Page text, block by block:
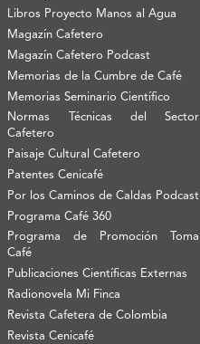
Libros Proyecto Manos al Agua
Magazín Cafetero
Magazín Cafetero Podcast
Memorias de la Cumbre de Café
Memorias Seminario Científico
Normas Técnicas del Sector
Cafetero
Paisaje Cultural Cafetero
Patentes Cenicafé
Por los Caminos de Caldas Podcast
Programa Café 360
Programa de Promoción Toma
Café
Publicaciones Científicas Externas
Radionovela Mi Finca
Revista Cafetera de Colombia
Revista Cenicafé